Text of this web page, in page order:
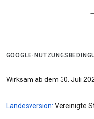
GOOGLE-
Wirksam ab dem 30. Juli
Landesversion: Vereinigte